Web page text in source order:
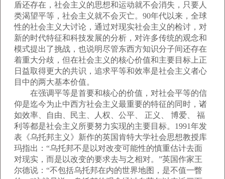
盾还存在，社会主义的思想和运动就不会消失，只要人
类渴望平等，社会主义就不会灭亡。90年代以来，全球
性的社会主义大讨论，通过对现实社会主义的检讨，对
新的时代特征和科技发展的分析，对许多传统的观念和
模式提出了挑战，也说明尽管东西方知识分子间还存在
着重大分歧，但在社会主义的核心价值和主要目标上正
日益取得更大的共识，追求平等和效率是社会主义者心
目中的两大基本价值。
在强调平等是首要和核心的价值，对社会平等的信
仰是迄今为止中西方社会主义最重要的特征的同时，诸
如效率、自由、民主、人权、公平、 正义、 博爱、 福
利等都是社会主义所要努力实现的主要目标。1991年发
表《乌托邦主义》新作的英国肯特大学社会思想教授库
玛指出：“乌托邦不是以对改变可能性的慎重估计去面
对现实，而是以改变的要求去与之相对。”英国作家王
尔德说：“不包括乌托邦在内的世界地图，是不值一瞥